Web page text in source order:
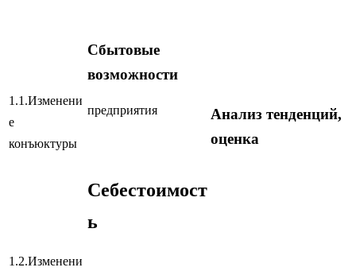
1.1.Изменени
е
конъюктуры
Сбытовые
возможности
предприятия
Себестоимост
ь
Анализ тенденций,
оценка
1.2.Изменени